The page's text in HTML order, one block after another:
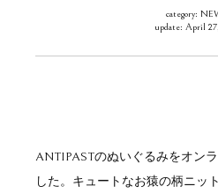
category:
update: April
ANTIPASTのぬいぐるみをオン
した。キュートなお猿の柄ニッ